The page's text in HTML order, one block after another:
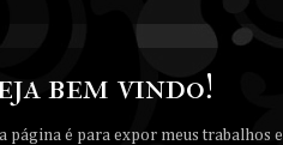
bem vindo!
página é para expor meus trabalhos e